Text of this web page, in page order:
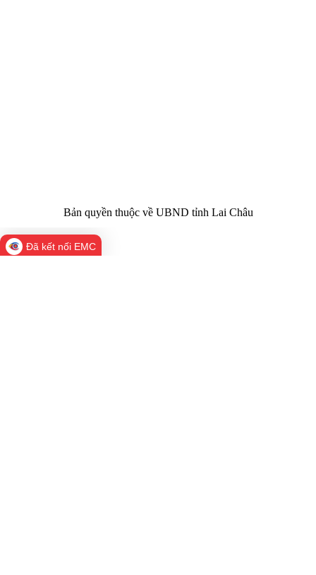
Bản quyền thuộc về UBND tỉnh Lai Châu
Đã kết nối EMC